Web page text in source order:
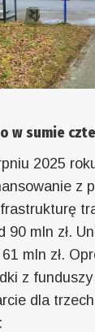
w sumie
2025
z
90 mln zł.
mln zł.
z
dla